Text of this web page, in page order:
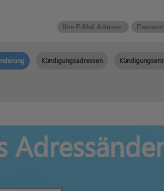
Kündigungsadressen